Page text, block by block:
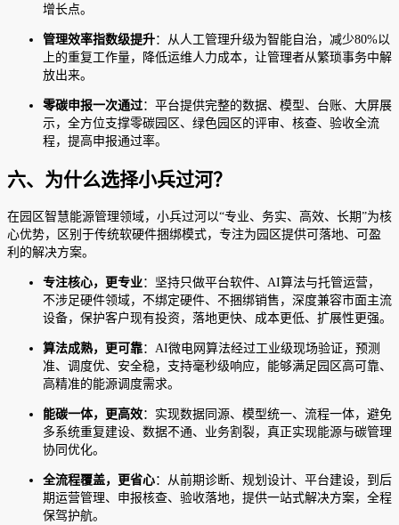
增长点。
管理效率指数级提升：从人工管理升级为智能自治，减少80%以
上的重复工作量，降低运维人力成本，让管理者从繁琐事务中解
放出来。
零碳申报一次通过：平台提供完整的数据、模型、台账、大屏展
示，全方位支撑零碳园区、绿色园区的评审、核查、验收全流
程，提高申报通过率。
六、为什么选择小兵过河？
在园区智慧能源管理领域，小兵过河以“专业、务实、高效、长期”为核
心优势，区别于传统软硬件捆绑模式，专注为园区提供可落地、可盈
利的解决方案。
专注核心，更专业：坚持只做平台软件、AI算法与托管运营，
不涉足硬件领域，不绑定硬件、不捆绑销售，深度兼容市面主流
设备，保护客户现有投资，落地更快、成本更低、扩展性更强。
算法成熟，更可靠：AI微电网算法经过工业级现场验证，预测
准、调度优、安全稳，支持毫秒级响应，能够满足园区高可靠、
高精准的能源调度需求。
能碳一体，更高效：实现数据同源、模型统一、流程一体，避免
多系统重复建设、数据不通、业务割裂，真正实现能源与碳管理
协同优化。
全流程覆盖，更省心：从前期诊断、规划设计、平台建设，到后
期运营管理、申报核查、验收落地，提供一站式解决方案，全程
保驾护航。